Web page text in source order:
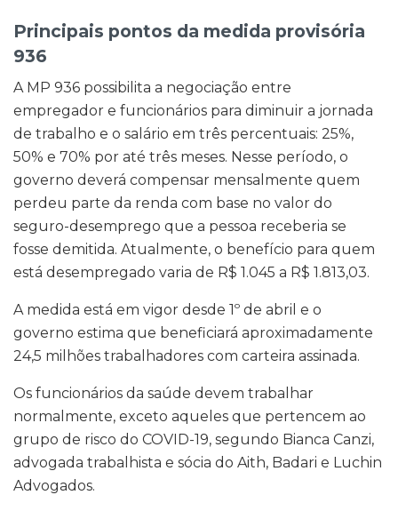
Principais pontos da medida provisória
936
A MP 936 possibilita a negociação entre
empregador e funcionários para diminuir a jornada
de trabalho e o salário em três percentuais: 25%,
50% e 70% por até três meses. Nesse período, o
governo deverá compensar mensalmente quem
perdeu parte da renda com base no valor do
seguro-desemprego que a pessoa receberia se
fosse demitida. Atualmente, o benefício para quem
está desempregado varia de R$ 1.045 a R$ 1.813,03.
A medida está em vigor desde 1º de abril e o
governo estima que beneficiará aproximadamente
24,5 milhões trabalhadores com carteira assinada.
Os funcionários da saúde devem trabalhar
normalmente, exceto aqueles que pertencem ao
grupo de risco do COVID-19, segundo Bianca Canzi,
advogada trabalhista e sócia do Aith, Badari e Luchin
Advogados.